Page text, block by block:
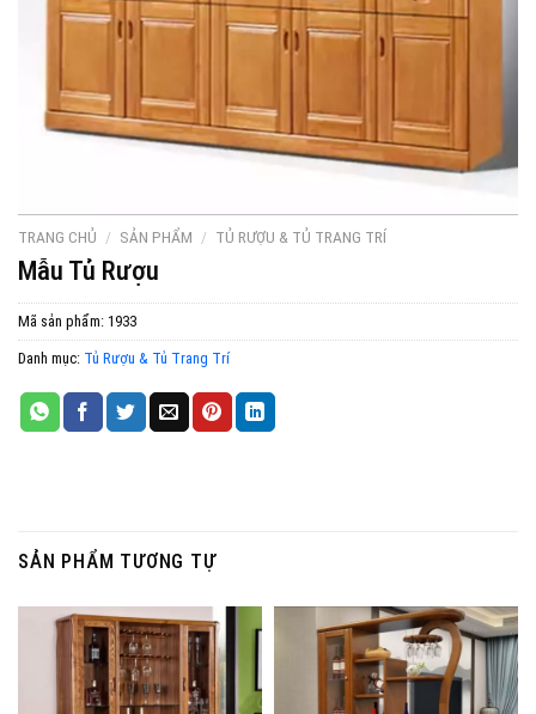
TRANG CHỦ / SẢN PHẨM / TỦ RƯỢU & TỦ TRANG TRÍ
Mẫu Tủ Rượu
Mã sản phẩm: 1933
Danh mục: Tủ Rượu & Tủ Trang Trí
SẢN PHẨM TƯƠNG TỰ